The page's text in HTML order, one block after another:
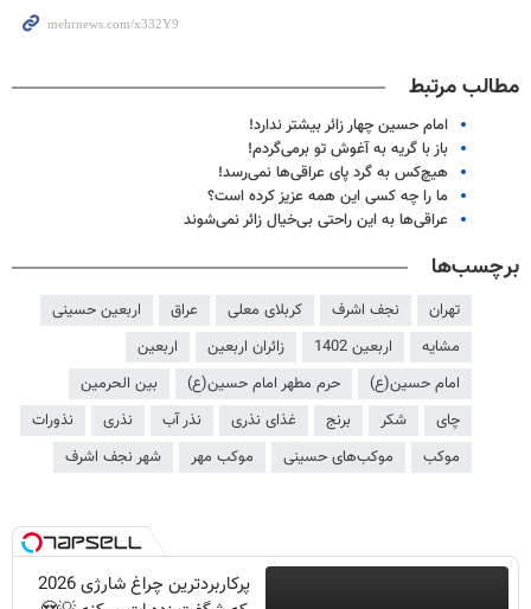
مطالب مرتبط
امام حسین چهار زائر بیشتر ندارد!
باز با گریه به آغوش تو برمی‌گردم!
هیچ‌کس به گرد پای عراقی‌ها نمی‌رسد!
ما را چه کسی این همه عزیز کرده است؟
عراقی‌ها به این راحتی بی‌خیال زائر نمی‌شوند
برچسب‌ها
تهران نجف اشرف کربلای معلی عراق
اربعین حسینی
مشایه
اربعین 1402 زائران اربعین
اربعین
امام حسین(ع)
حرم مطهر امام حسین(ع)
بین الحرمین
چای
شکر برنج غذای نذری نذر آب نذری
نذورات
موکب
موکب‌های حسینی موکب مهر شهر نجف اشرف
پرکاربردترین چراغ شارژی 2026